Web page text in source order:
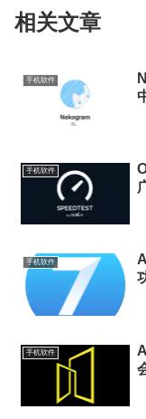
相关文章
手机软件
手机软件
手机软件
手机软件